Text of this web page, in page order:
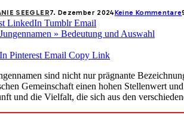
SEEGLER7. Dezember 2024Keine Kommentare
LinkedIn Tumblr Email
Pinterest Email Copy Link
sind nicht nur prägnante
Gemeinschaft einen hohen Stellenwert
und die Vielfalt, die sich aus den